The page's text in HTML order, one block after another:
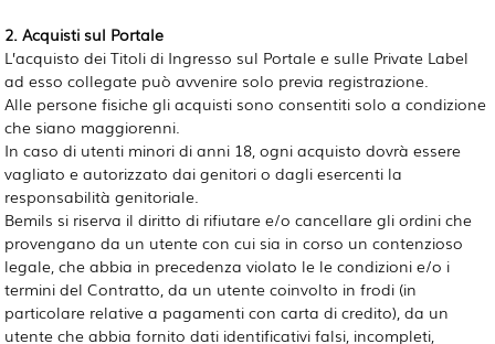
2. Acquisti sul Portale
L’acquisto dei Titoli di Ingresso sul Portale e sulle Private Label
ad esso collegate può avvenire solo previa registrazione.
Alle persone fisiche gli acquisti sono consentiti solo a condizione
che siano maggiorenni.
In caso di utenti minori di anni 18, ogni acquisto dovrà essere
vagliato e autorizzato dai genitori o dagli esercenti la
responsabilità genitoriale.
Bemils si riserva il diritto di rifiutare e/o cancellare gli ordini che
provengano da un utente con cui sia in corso un contenzioso
legale, che abbia in precedenza violato le le condizioni e/o i
termini del Contratto, da un utente coinvolto in frodi (in
particolare relative a pagamenti con carta di credito), da un
utente che abbia fornito dati identificativi falsi, incompleti,